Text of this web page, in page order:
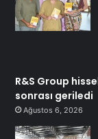
R&S Group
sonrası geriledi
Ağustos 6, 2026